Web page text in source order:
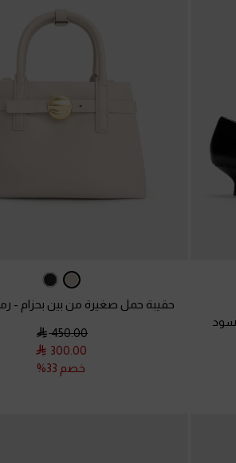
حقيبة حمل صغيرة من بين بحزام -
450.00
300.00
خصم 33%